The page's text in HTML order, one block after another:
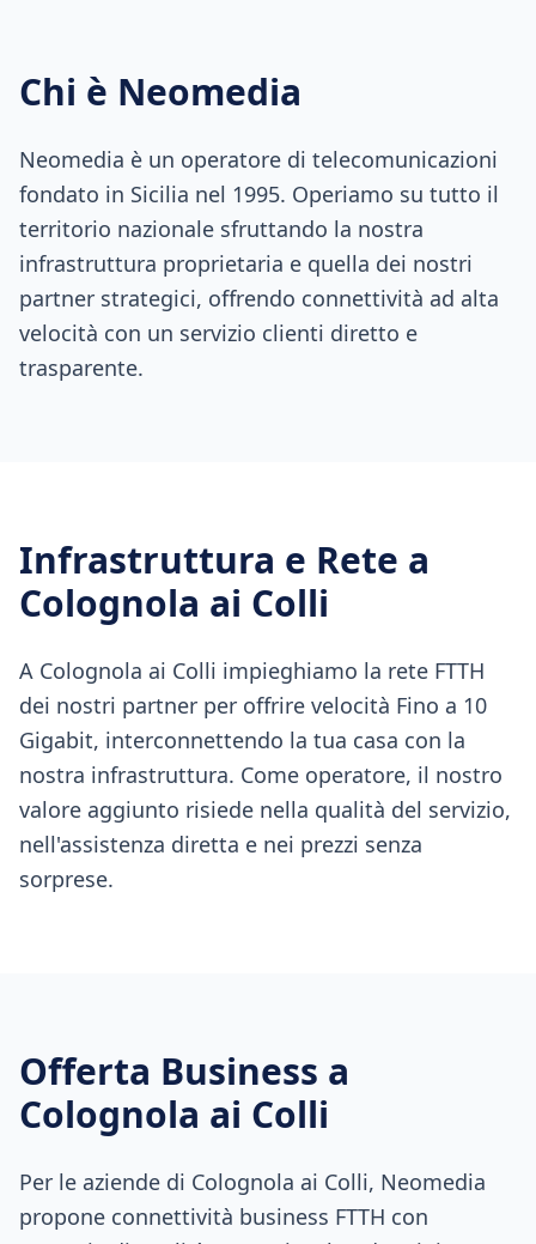
Chi è Neomedia
Neomedia è un operatore di telecomunicazioni
fondato in Sicilia nel 1995. Operiamo su tutto il
territorio nazionale sfruttando la nostra
infrastruttura proprietaria e quella dei nostri
partner strategici, offrendo connettività ad alta
velocità con un servizio clienti diretto e
trasparente.
Infrastruttura e Rete a
Colognola ai Colli
A Colognola ai Colli impieghiamo la rete FTTH
dei nostri partner per offrire velocità Fino a 10
Gigabit, interconnettendo la tua casa con la
nostra infrastruttura. Come operatore, il nostro
valore aggiunto risiede nella qualità del servizio,
nell'assistenza diretta e nei prezzi senza
sorprese.
Offerta Business a
Colognola ai Colli
Per le aziende di Colognola ai Colli, Neomedia
propone connettività business FTTH con